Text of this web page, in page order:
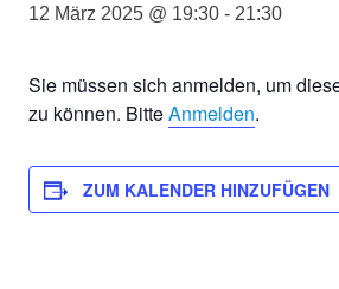
12 März 2025 @ 19:30 - 21:30
Sie müssen sich anmelden, um
zu können. BitteAnmelden.
ZUM KALENDER HINZUFÜGEN